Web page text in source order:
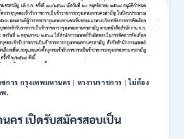
บรรจุ
เป็น
พนักงาน
รัฐวิสาหกิจ
16
/
ป.ตรี
ส
ชการ กรุงเทพมหานคร | หางานราชการ |ไม่ต้อง
พ.
คร เปิดรับสมัครสอบเป็น